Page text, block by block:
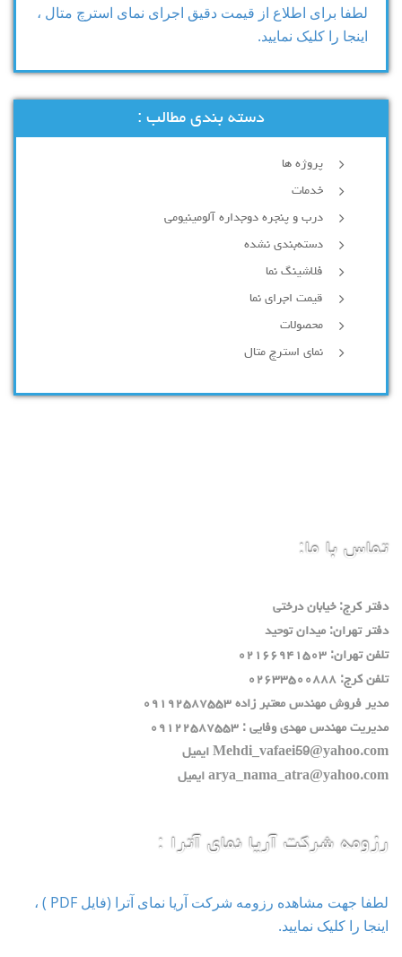
لطفا برای اطلاع از قیمت دقیق اجرای نمای استرچ متال ،
اینجا را کلیک نمایید.
دسته بندی مطالب :
پروژه ها
خدمات
درب و پنجره دوجداره آلومینیومی
دسته‌بندی نشده
فلاشینگ نما
قیمت اجرای نما
محصولات
نمای استرچ متال
تماس با ما:
دفتر كرج: خيابان درختي
دفتر تهران: ميدان توحيد
تلفن تهران: ٠٢١٦٦٩٤١٥٠٣
تلفن كرج: ٠٢٦٣٣٥٠٠٨٨٨
مدير فروش مهندس معتبر زاده ٠٩١٩٢٥٨٧٥٥٣
مديريت مهندس مهدي وفايي : ٠٩١٢٢٥٨٧٥٥٣
Mehdi_vafaei59@yahoo.com ايميل
arya_nama_atra@yahoo.com ايميل
رزومه شرکت آریا نمای آترا :
لطفا جهت مشاهده رزومه شرکت آریا نمای آترا (فایل PDF ) ،
اینجا را کلیک نمایید.